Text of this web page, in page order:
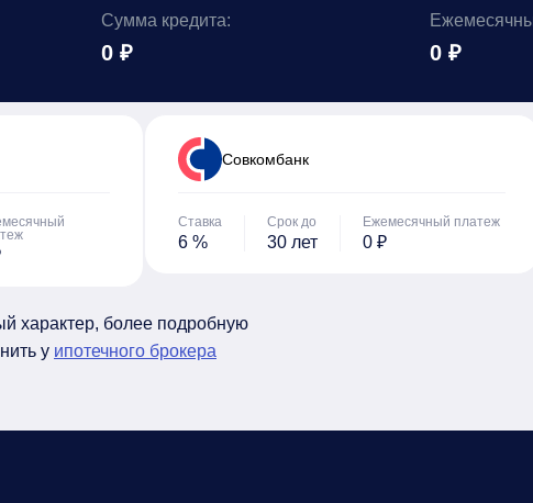
Сумма кредита:
0 ₽ 0 ₽
Cовкомбанк
Ставка
6 %
Срок до
30 лет
Ежемесячный платеж
0 ₽
характер, более подробную
у ипотечного брокера